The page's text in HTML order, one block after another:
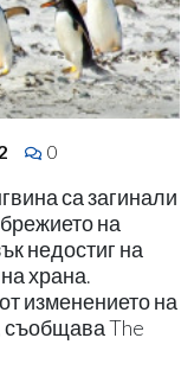
0
са загинали
на
недостиг на
храна.
изменението на
съобщава The